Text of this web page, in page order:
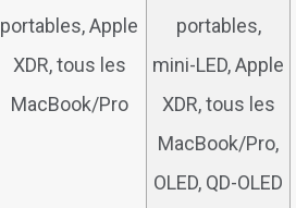
portables, Apple
XDR, tous les
MacBook/Pro
portables,
mini-LED, Apple
XDR, tous les
MacBook/Pro,
OLED, QD-OLED